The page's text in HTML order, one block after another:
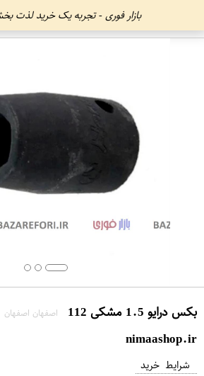
بازار فوری - تجربه یک خرید لذت
بکس درایو 1.5 مشکی 112 اصفهان اصفهان
nimaashop.ir
شرایط خرید